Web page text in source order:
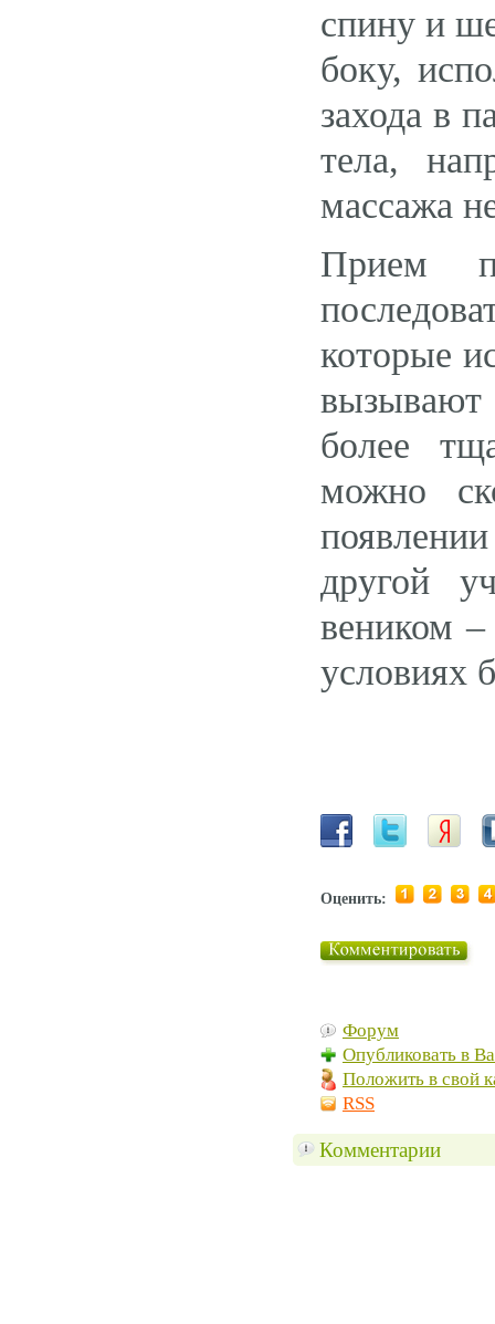
спину и
боку,
захода в
тела,
массажа
Прием
которые
вызывают
более
можно
другой
веником –
условиях
Оценить:
Форум
Опубликовать в
Положить в свой
RSS
Комментарии